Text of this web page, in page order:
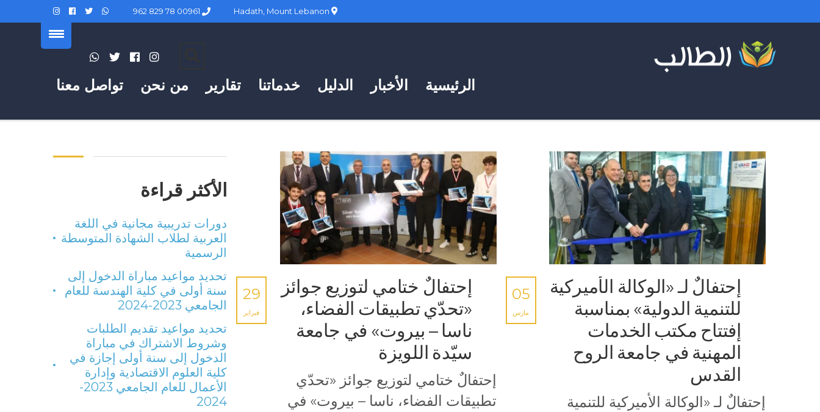
تواصل معنا من نحن تقارير خدماتنا الدليل الأخبار الرئيسية
إحتفالٌ لـ «الوكالة الأميركية
للتنمية الدولية» بمناسبة
إفتتاح مكتب الخدمات
المهنية في جامعة الروح
القدس
05
مارس
إحتفالٌ لـ «الوكالة الأميركية للتنمية
إحتفالٌ ختامي لتوزيع جوائز
«تحدّي تطبيقات الفضاء،
ناسا – بيروت» في جامعة
سيّدة اللويزة
29
فبراير
إحتفالٌ ختامي لتوزيع جوائز «تحدّي
تطبيقات الفضاء، ناسا – بيروت» في
الأكثر قراءة
دورات تدريبية مجانية في اللغة
العربية لطلاب الشهادة المتوسطة
الرسمية
تحديد مواعيد مباراة الدخول إلى
سنة أولى في كلية الهندسة للعام
الجامعي 2023-2024
تحديد مواعيد تقديم الطلبات
وشروط الاشتراك في مباراة
الدخول إلى سنة أولى إجازة في
كلية العلوم الاقتصادية وإدارة
الأعمال للعام الجامعي 2023-
2024